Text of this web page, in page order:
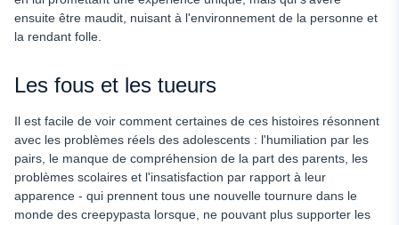
ensuite être maudit, nuisant à l'environnement de la personne et
la rendant folle.
Les fous et les tueurs
Il est facile de voir comment certaines de ces histoires résonnent
avec les problèmes réels des adolescents : l'humiliation par les
pairs, le manque de compréhension de la part des parents, les
problèmes scolaires et l'insatisfaction par rapport à leur
apparence - qui prennent tous une nouvelle tournure dans le
monde des creepypasta lorsque, ne pouvant plus supporter les